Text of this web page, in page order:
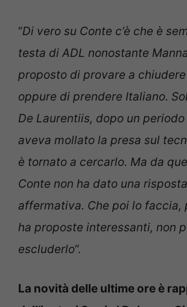
“Di vero su Conte c’è che è
testa di ADL nonostante
proposto di provare a
oppure di prendere Italiano.
De Laurentiis, dopo un
aveva mollato la presa sul
è tornato a cercarlo. Ma da
Conte non ha dato una risposta
affermativa. Che poi lo faccia,
ha proposte interessanti, non
escluderlo“.
La novità delle ultime ore è